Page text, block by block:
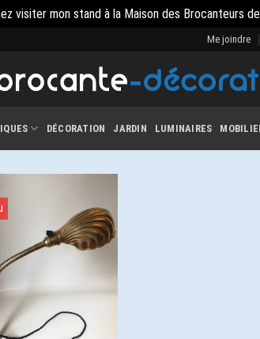
visiter mon stand à la Maison des Brocanteurs
Me joindre
DÉCORATION JARDIN LUMINAIRES
Ajouter
à la
wishlist